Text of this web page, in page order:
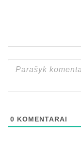
0 KOMENTARAI